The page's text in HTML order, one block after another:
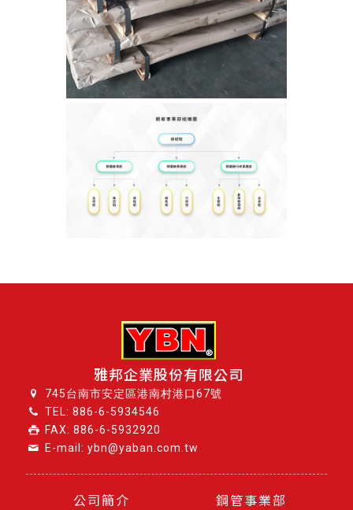
雅邦企業股份有限公司
745台南市安定區港南村港口67號
TEL:886-6-5934546
FAX: 886-6-5932920
E-mail: ybn@yaban.com.tw
公司簡介 鋼管事業部